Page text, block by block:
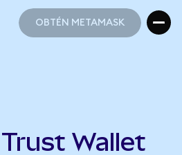
OBTÉN METAMASK
Wallet